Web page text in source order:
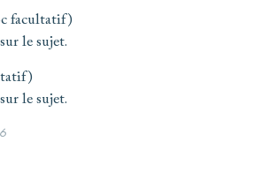
facultatif)
le sujet.
le sujet.